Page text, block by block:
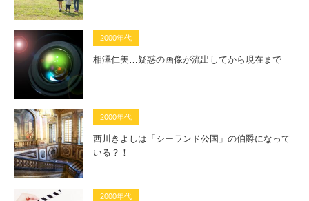
2000年代
相澤仁美…疑惑の画像が流出してから現在まで
2000年代
西川きよしは「シーランド公国」の伯爵になって
いる？！
2000年代